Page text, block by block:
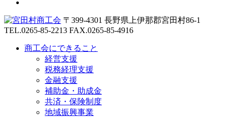
〒399-4301 長野県上伊那郡宮田村86-1
TEL.0265-85-2213 FAX.0265-85-4916
商工会にできること
経営支援
税務経理支援
金融支援
補助金・助成金
共済・保険制度
地域振興事業